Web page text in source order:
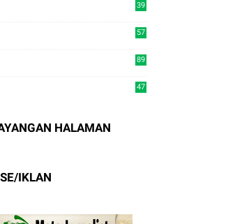
39
57
89
47
HALAMAN
IKLAN